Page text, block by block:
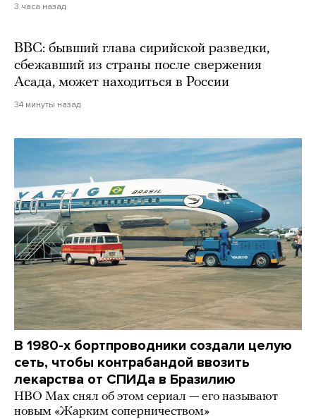
3 часа назад
BBC: бывший глава сирийской разведки,
сбежавший из страны после свержения
Асада, может находиться в России
34 минуты назад
В 1980-х бортпроводники создали целую
сеть, чтобы контрабандой ввозить
лекарства от СПИДа в Бразилию
HBO Max снял об этом сериал — его называют
новым «Жарким соперничеством»